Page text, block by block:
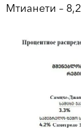
Мтианети –